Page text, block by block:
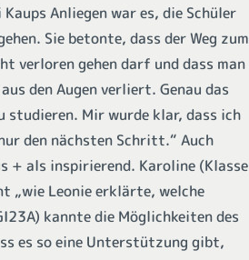
Anliegen war es, die Schüler
Sie betonte, dass der Weg zum
verloren gehen darf und dass man
den Augen verliert. Genau das
studieren. Mir wurde klar, dass ich
den nächsten Schritt.“ Auch
+ als inspirierend. Karoline (Klasse
„wie Leonie erklärte, welche
kannte die Möglichkeiten des
es so eine Unterstützung gibt,